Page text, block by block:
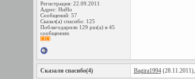
Регистрация: 22.09.2011
Адрес: НиНо
Сообщений: 57
Сказал(а) спасибо: 125
Поблагодарили 129 раз(а) в 45
сообщениях
Сказали спасибо(4) Bagira1994(28.11.2011),